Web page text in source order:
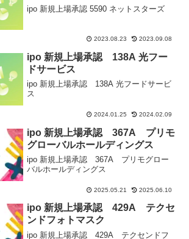
ipo 新規上場承認 5590 ネットスターズ
2023.08.23 2023.09.08
ipo 新規上場承認 138A 光フー
ドサービス
ipo 新規上場承認 138A 光フードサービ
ス
2024.01.25 2024.02.09
ipo 新規上場承認 367A プリモ
グローバルホールディングス
ipo 新規上場承認 367A プリモグロー
バルホールディングス
2025.05.21 2025.06.10
ipo 新規上場承認 429A テクセ
ンドフォトマスク
ipo 新規上場承認 429A テクセンドフ